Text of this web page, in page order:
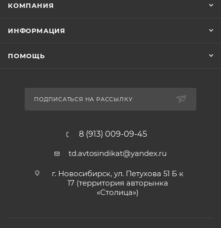
КОМПАНИЯ
ИНФОРМАЦИЯ
ПОМОЩЬ
ПОДПИСАТЬСЯ НА РАССЫЛКУ
8 (913) 009-09-45
td.avtosindikat@yandex.ru
г. Новосибирск, ул. Петухова 51 Б к
17 (территория авторынка
«Столица»)